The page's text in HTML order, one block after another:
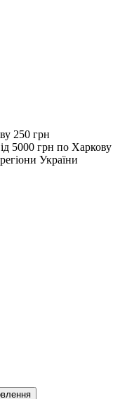
250 грн
5000 грн по Харкову
України